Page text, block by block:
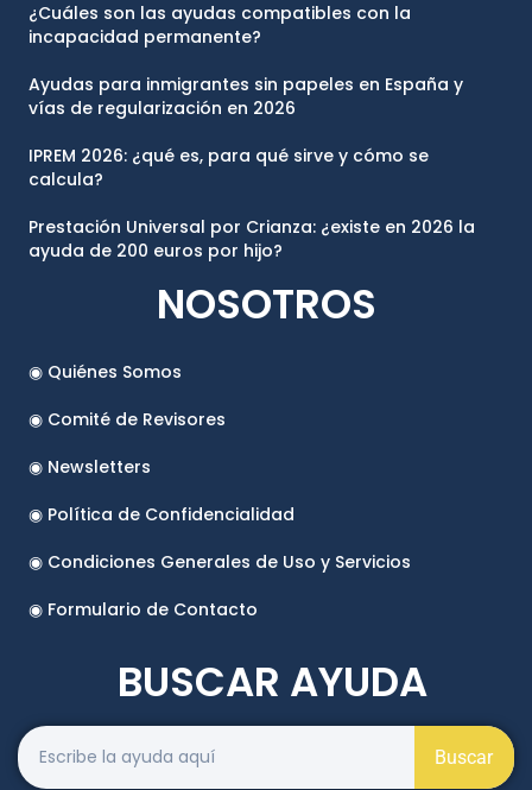
¿Cuáles son las ayudas compatibles con la
incapacidad permanente?
Ayudas para inmigrantes sin papeles en España y
vías de regularización en 2026
IPREM 2026: ¿qué es, para qué sirve y cómo se
calcula?
Prestación Universal por Crianza: ¿existe en 2026 la
ayuda de 200 euros por hijo?
NOSOTROS
◉ Quiénes Somos
◉ Comité de Revisores
◉ Newsletters
◉ Política de Confidencialidad
◉ Condiciones Generales de Uso y Servicios
◉ Formulario de Contacto
Buscar
BUSCAR AYUDA